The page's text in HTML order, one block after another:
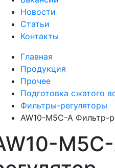
Новости
Статьи
Контакты
Главная
Продукция
Прочее
Подготовка сжатого
Фильтры-регуляторы
AW10-M5C-A Фильтр-